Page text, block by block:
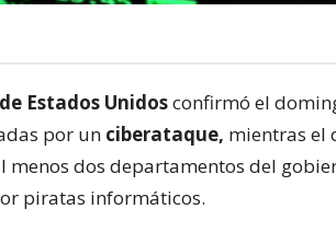
Estados Unidosconfirmó el
por un ciberataque, mientras el
menos dos departamentos del
piratas informáticos.